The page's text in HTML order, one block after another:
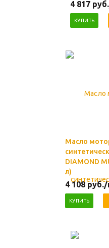
4 817 руб.
КУПИТЬ
Масло
DIAMOND
л)
4 108руб./
КУПИТЬ